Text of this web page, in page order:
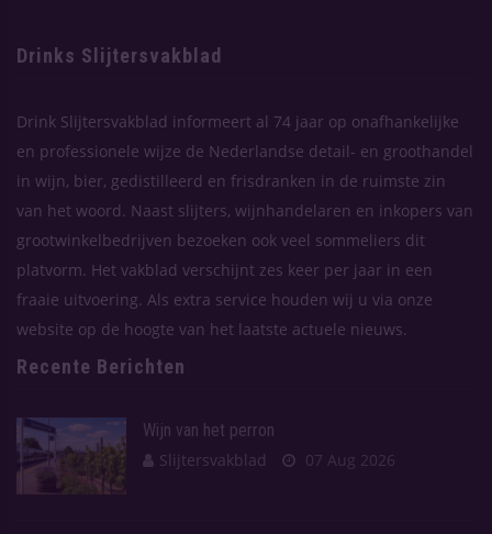
Drinks Slijtersvakblad
Drink Slijtersvakblad informeert al 74 jaar op onafhankelijke
en professionele wijze de Nederlandse detail- en groothandel
in wijn, bier, gedistilleerd en frisdranken in de ruimste zin
van het woord. Naast slijters, wijnhandelaren en inkopers van
grootwinkelbedrijven bezoeken ook veel sommeliers dit
platvorm. Het vakblad verschijnt zes keer per jaar in een
fraaie uitvoering. Als extra service houden wij u via onze
website op de hoogte van het laatste actuele nieuws.
Recente Berichten
Wijn van het perron
Slijtersvakblad
07 Aug 2026